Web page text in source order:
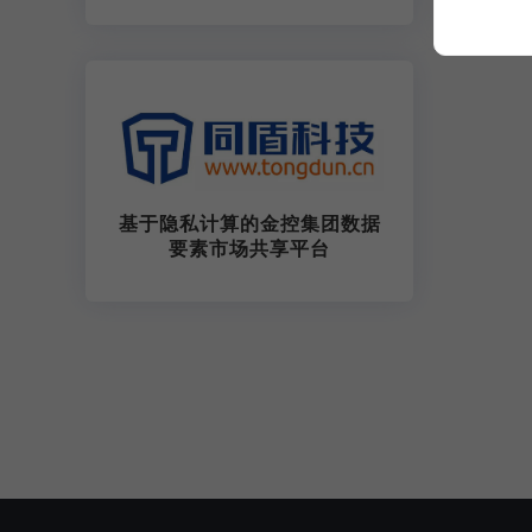
基于隐私计算的金控集团数据
要素市场共享平台